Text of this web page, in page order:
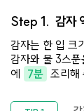
Step 1. 감자
감자는 한 입
감자와 물 3스
에
7분 조리